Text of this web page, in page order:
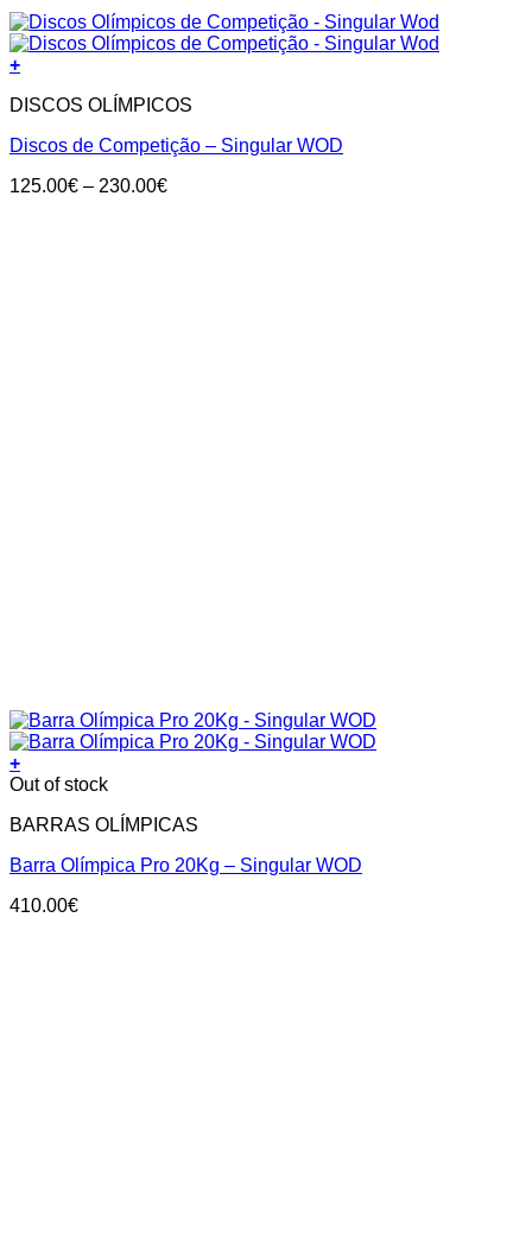
+
DISCOS OLÍMPICOS
Discos de Competição – Singular WOD
125.00€ – 230.00€Price
+
Out of stock
BARRAS OLÍMPICAS
Barra Olímpica Pro 20Kg – Singular WOD
410.00€